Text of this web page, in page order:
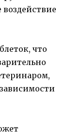
воздействие
что